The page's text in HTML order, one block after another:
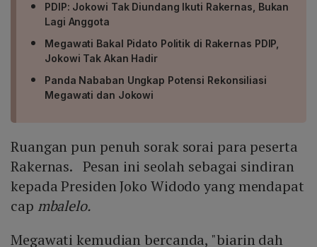
PDIP: Jokowi Tak Diundang Ikuti Rakernas, Bukan
Lagi Anggota
Megawati Bakal Pidato Politik di Rakernas PDIP,
Jokowi Tak Akan Hadir
Panda Nababan Ungkap Potensi Rekonsiliasi
Megawati dan Jokowi
Ruangan pun penuh sorak sorai para peserta
Rakernas. Pesan ini seolah sebagai sindiran
kepada Presiden Joko Widodo yang mendapat
cap mbalelo.
Megawati kemudian bercanda, "biarin dah